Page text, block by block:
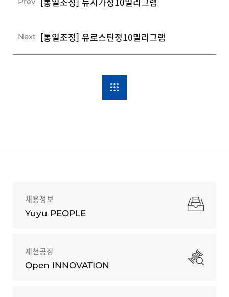
Next [통일조정] 유로스틴정10밀리그램
채용정보
Yuyu PEOPLE
제천공장
Open INNOVATION